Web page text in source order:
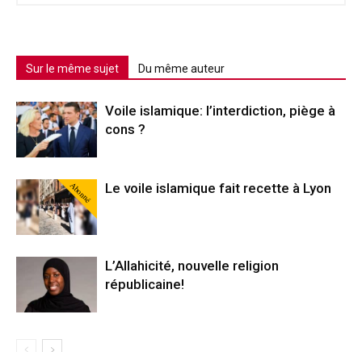
Sur le même sujet Du même auteur
Voile islamique: l’interdiction, piège à
cons ?
Abonné Le voile islamique fait recette à Lyon
L’Allahicité, nouvelle religion
républicaine!